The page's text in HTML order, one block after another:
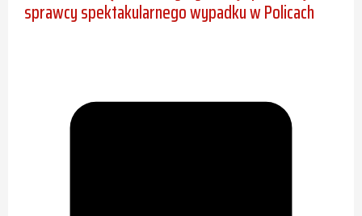
sprawcy spektakularnego wypadku w Policach